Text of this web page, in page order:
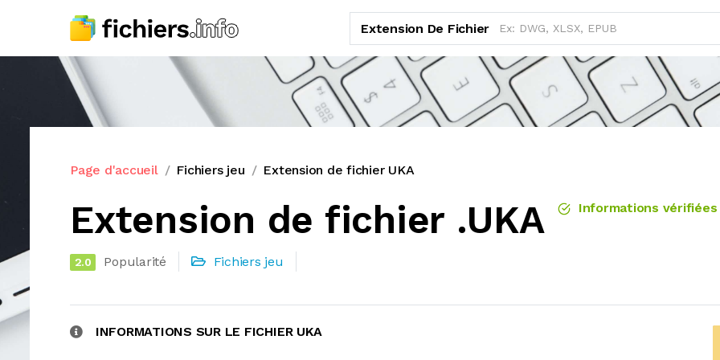
Extension De Fichier
Page d'accueil Fichiers jeu Extension de fichier UKA
Extension de fichier .UKA Informations vérifiées
2.0 Popularité Fichiers jeu
INFORMATIONS SUR LE FICHIER UKA